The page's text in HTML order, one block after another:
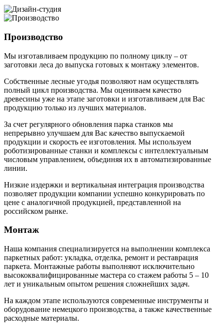
Производство
Мы изготавливаем продукцию по полному циклу – от
заготовки леса до выпуска готовых к монтажу элементов.
Собственные лесные угодья позволяют нам осуществлять
полный цикл производства. Мы оцениваем качество
древесины уже на этапе заготовки и изготавливаем для Вас
продукцию только из лучших материалов.
За счет регулярного обновления парка станков мы
непрерывно улучшаем для Вас качество выпускаемой
продукции и скорость ее изготовления. Мы используем
роботизированные станки и комплексы с интеллектуальным
числовым управлением, объединяя их в автоматизированные
линии.
Низкие издержки и вертикальная интеграция производства
позволяет продукции компании успешно конкурировать по
цене с аналогичной продукцией, представленной на
российском рынке.
Монтаж
Наша компания специализируется на выполнении комплекса
паркетных работ: укладка, отделка, ремонт и реставрация
паркета. Монтажные работы выполняют исключительно
высококвалифицированные мастера со стажем работы 5 – 10
лет и уникальным опытом решения сложнейших задач.
На каждом этапе используются современные инструменты и
оборудование немецкого производства, а также качественные
расходные материалы.